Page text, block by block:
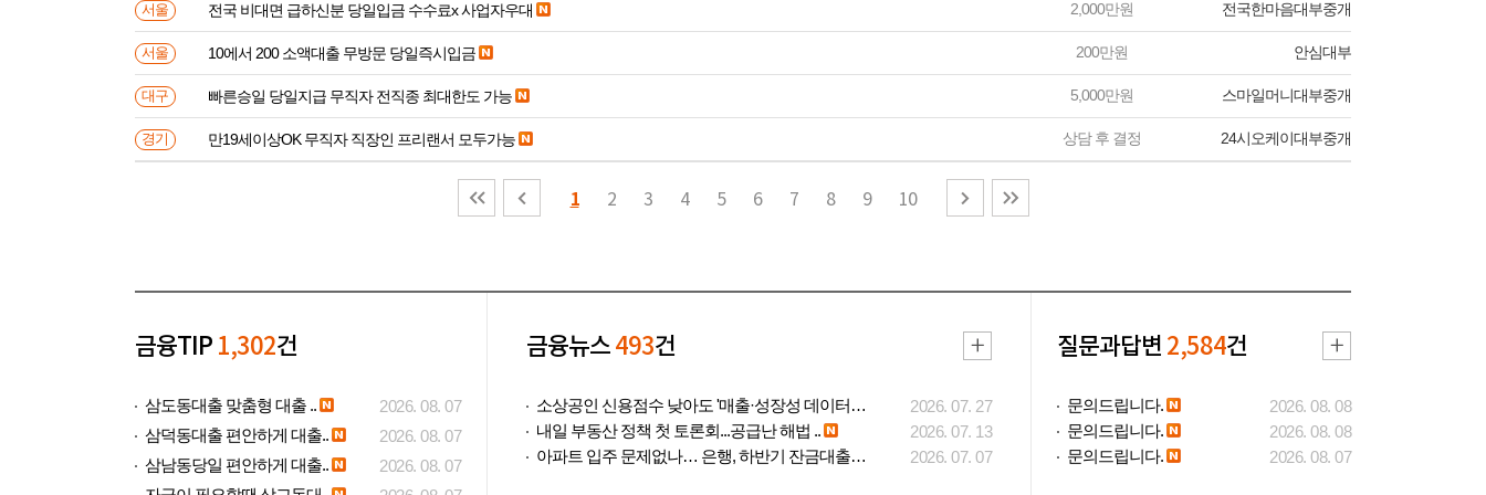
서울 전국 비대면 급하신분 당일입금 수수료x 사업자우대 2,000만원 전국한마음대부중개
서울 10에서 200 소액대출 무방문 당일즉시입금 200만원 안심대부
대구 빠른승일 당일지급 무직자 전직종 최대한도 가능 5,000만원 스마일머니대부중개
경기 만19세이상OK 무직자 직장인 프리랜서 모두가능 상담 후 결정 24시오케이대부중개
1 2 3 4 5 6 7 8 9 10
금융TIP 1,302건
삼도동대출 맞춤형 대출 ..
2026. 08. 07
삼덕동대출 편안하게 대출..
2026. 08. 07
삼남동당일 편안하게 대출..
2026. 08. 07
금융뉴스493건
소상공인 신용점수 낮아도 '매출·성장성 데이터..
2026. 07. 27
내일 부동산 정책 첫 토론회...공급난 해법 ..
2026. 07. 13
아파트 입주 문제없나… 은행, 하반기 잔금대출..
2026. 07. 07
질문과답변 2,584건
문의드립니다.
2026. 08. 08
문의드립니다.
2026. 08. 08
문의드립니다.
2026. 08. 07